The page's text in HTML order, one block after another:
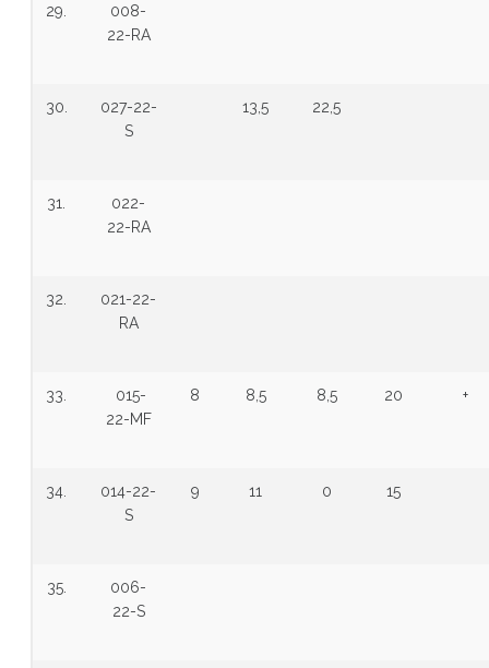
29.
008-
22-RA
30.
027-22-
S
13,5 22,5
31.
022-
22-RA
32.
021-22-
RA
33.
015-
22-MF
8 8,5 8,5 20 +
34.
014-22-
S
9 11 0 15
35.
006-
22-S